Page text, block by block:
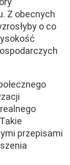
Z obecnych
o co
przepisami